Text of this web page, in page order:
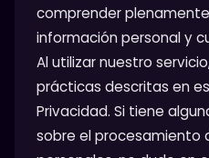
comprender
información personal y
Al utilizar nuestro
prácticas descritas en
Privacidad. Si tiene
sobre el procesamiento